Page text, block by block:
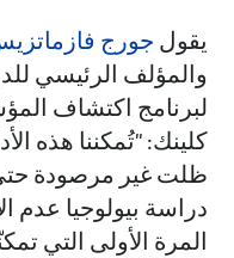
يقول جورج
والمؤلف الرئيسي
لبرنامج اكتشاف
كلينك: "تُمكننا هذه
ظلت غير مرصودة حتى
دراسة بيولوجيا عدم
المرة الأولى التي